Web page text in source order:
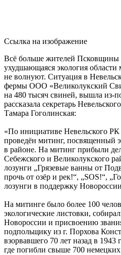
Ссылка на изображение
Всё больше жителей Псковщины
ухудшающаяся экология
не волнуют. Ситуация в
фермы ООО «Великолукский
на 480 тысяч свиней, вышла из-
рассказала секретарь
Тамара Гоголинская:
«По инициативе Невельского
проведён митинг, посвященный
в районе. На митинг прибыли
Себежского и Великолукского
лозунги „Грязевые ванны от
прочь от озёр и рек!“, „SOS!“,
лозунги в поддержку
На митинге было более 100
экологические листовки,
Новороссии и присвоению
подпольщику из г. Порхова
взорвавшего 70 лет назад в 1943
где погибли свыше 700